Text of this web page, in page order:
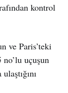
kontrol
ve Paris’teki
uçuşun